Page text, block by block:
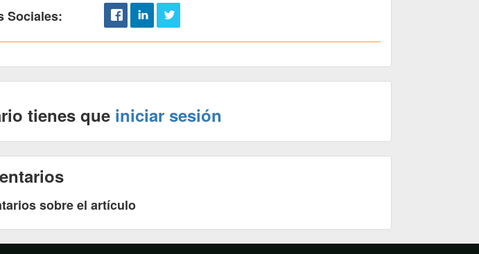
Sociales:
tienes que iniciar sesión
sobre el artículo